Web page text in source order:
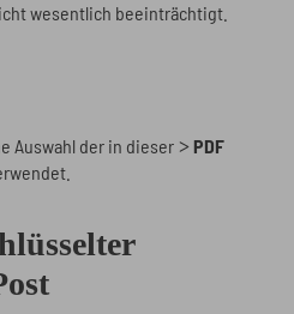
wesentlich beeinträchtigt.
Auswahl der in dieser
PDF